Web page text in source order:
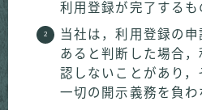
利用登録が完了するも
当社は，利用登録の
あると判断した場合
認しないことがあり
一切の開示義務を負わ